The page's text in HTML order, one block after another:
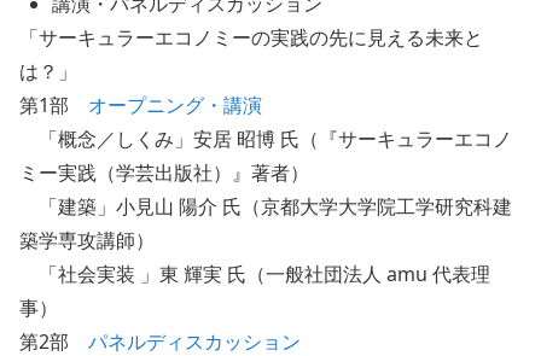
「サーキュラーエコノミーの実践の先に見える未来と
は？」
第1部 オープニング・講演
「概念／しくみ」安居 昭博 氏（『サーキュラーエコノ
ミー実践（学芸出版社）』著者）
「建築」小見山 陽介 氏（京都大学大学院工学研究科建
築学専攻講師）
「社会実装 」東 輝実 氏（一般社団法人 amu 代表理
事）
第2部 パネルディスカッション